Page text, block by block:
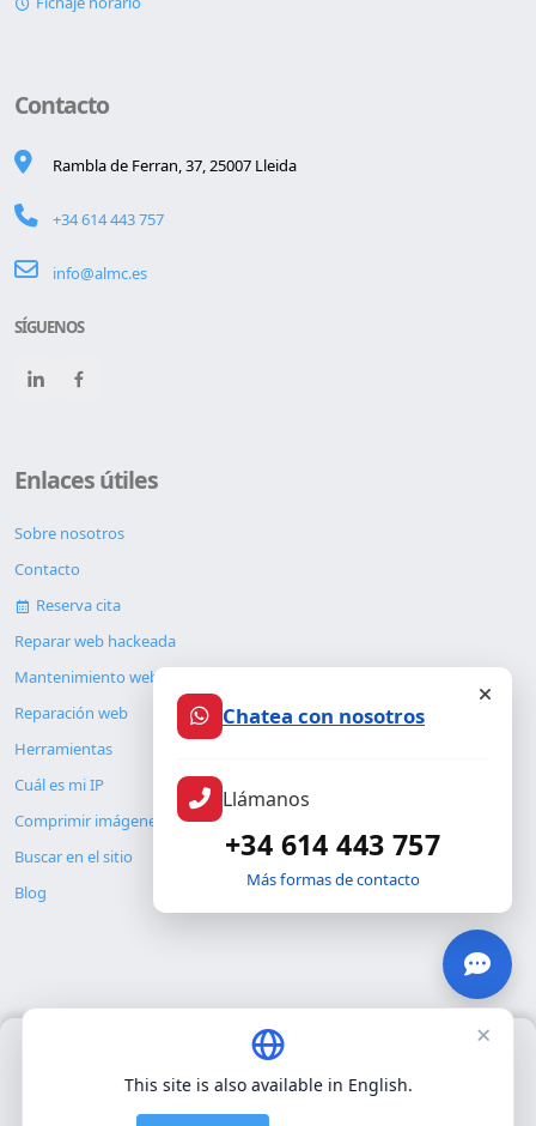
Contacto
Rambla de Ferran, 37, 25007 Lleida
+34 614 443 757
info@almc.es
SÍGUENOS
Enlaces útiles
Sobre nosotros
Contacto
Reserva cita
Reparar web hackeada
Mantenimiento web
Reparación web
Herramientas
Cuál es mi IP
Comprimir imágenes
Buscar en el sitio
Blog
© Copyright 2026. ALMC SECURITY S.L.U.
Legal
Usamos únicamente cookies propias para el funcionamiento
Chatea con nosotros
Llámanos
+34 614 443 757
Más formas de contacto
×
This site is also available in English.